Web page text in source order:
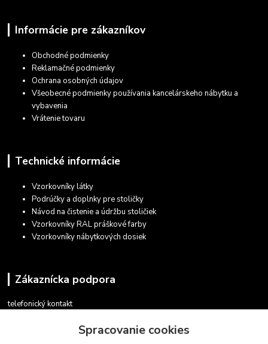
Informácie pre zákazníkov
Obchodné podmienky
Reklamačné podmienky
Ochrana osobných údajov
Všeobecné podmienky používania kancelárskeho nábytku a
vybavenia
Vrátenie tovaru
Technické informácie
Vzorkovníky látky
Podrúčky a doplnky pre stoličky
Návod na čistenie a údržbu stoličiek
Vzorkovníky RAL práškové farby
Vzorkovníky nábytkových dosiek
Zákaznícka podpora
telefonický kontakt
v pracovných dňoch 08.30 - 16.00Spracovanie cookies